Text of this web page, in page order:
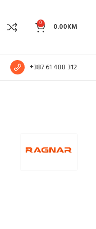
0 0.00KM
+387 61 488 312